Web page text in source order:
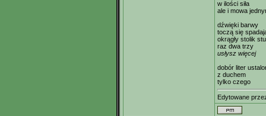
w ilości siła
ale i mowa
dźwięki barwy
toczą się
okrągły stolik
raz dwa trzy
usłysz więcej
dobór liter
z duchem
tylko czego
Edytowane